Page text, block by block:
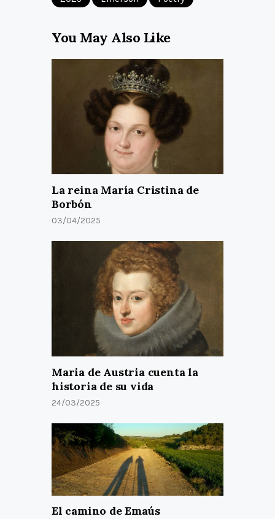
You May Also Like
La reina María Cristina de
Borbón
03/04/2025
Maria de Austria cuenta la
historia de su vida
24/03/2025
El camino de Emaús